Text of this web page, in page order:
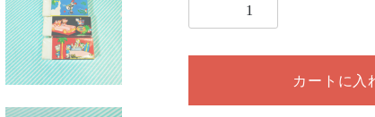
1個以上の数量を入力してく
カートに入